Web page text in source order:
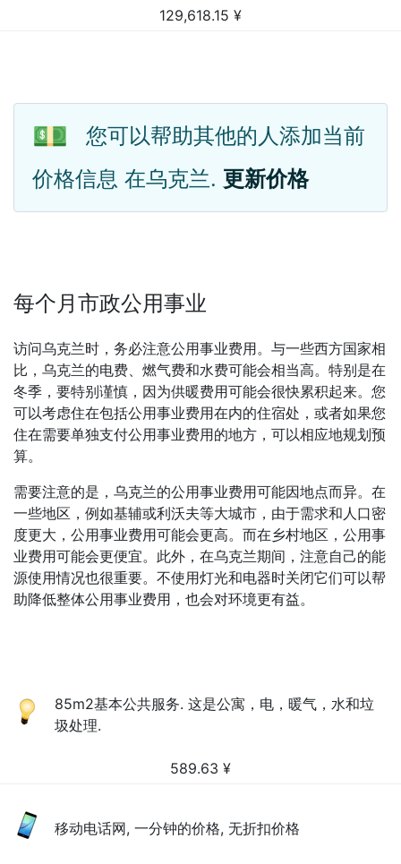
129,618.15 ¥
💵
您可以帮助其他的人添加当前
价格信息 在乌克兰. 更新价格
每个月市政公用事业
访问乌克兰时，务必注意公用事业费用。与一些西方国家相
比，乌克兰的电费、燃气费和水费可能会相当高。特别是在
冬季，要特别谨慎，因为供暖费用可能会很快累积起来。您
可以考虑住在包括公用事业费用在内的住宿处，或者如果您
住在需要单独支付公用事业费用的地方，可以相应地规划预
算。
需要注意的是，乌克兰的公用事业费用可能因地点而异。在
一些地区，例如基辅或利沃夫等大城市，由于需求和人口密
度更大，公用事业费用可能会更高。而在乡村地区，公用事
业费用可能会更便宜。此外，在乌克兰期间，注意自己的能
源使用情况也很重要。不使用灯光和电器时关闭它们可以帮
助降低整体公用事业费用，也会对环境更有益。
85m2基本公共服务. 这是公寓，电，暖气，水和垃
圾处理.
589.63 ¥
移动电话网, 一分钟的价格, 无折扣价格